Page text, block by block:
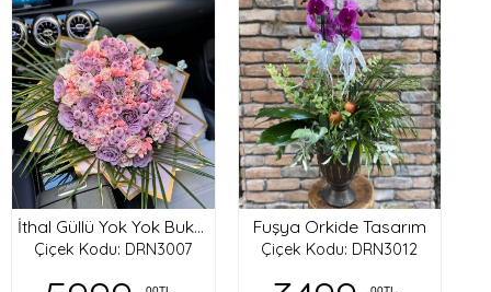
İthal Güllü Yok Yok Buket
Çiçek Kodu: DRN3007
Fuşya Orkide Tasarım
Çiçek Kodu: DRN3012